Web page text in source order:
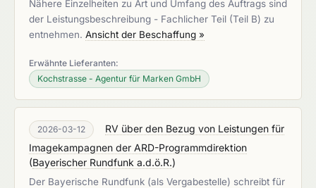
Nähere Einzelheiten zu Art und Umfang des Auftrags sind
der Leistungsbeschreibung - Fachlicher Teil (Teil B) zu
entnehmen. Ansicht der Beschaffung »
Erwähnte Lieferanten:
Kochstrasse - Agentur für Marken GmbH
2026-03-12
RV über den Bezug von Leistungen für
Imagekampagnen der ARD-Programmdirektion
(Bayerischer Rundfunk a.d.ö.R.)
Der Bayerische Rundfunk (als Vergabestelle) schreibt für